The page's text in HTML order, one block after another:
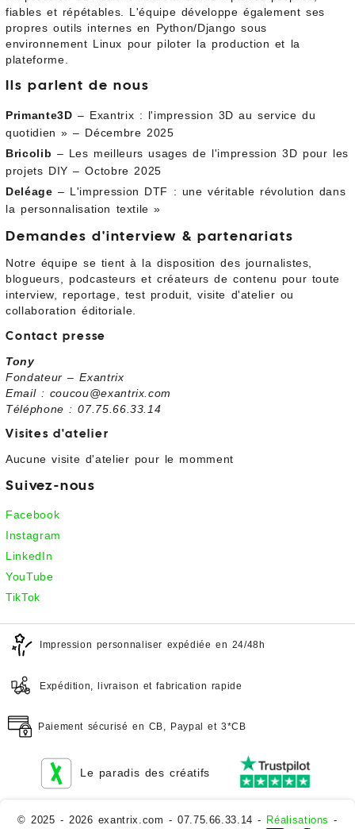
fiables et répétables. L'équipe développe également ses
propres outils internes en Python/Django sous
environnement Linux pour piloter la production et la
plateforme.
Ils parlent de nous
Primante3D – Exantrix : l'impression 3D au service du
quotidien » – Décembre 2025
Bricolib – Les meilleurs usages de l'impression 3D pour les
projets DIY – Octobre 2025
Deléage – L'impression DTF : une véritable révolution dans
la personnalisation textile »
Demandes d'interview & partenariats
Notre équipe se tient à la disposition des journalistes,
blogueurs, podcasteurs et créateurs de contenu pour toute
interview, reportage, test produit, visite d'atelier ou
collaboration éditoriale.
Contact presse
Tony
Fondateur – Exantrix
Email : coucou@exantrix.com
Téléphone : 07.75.66.33.14
Visites d'atelier
Aucune visite d'atelier pour le momment
Suivez-nous
Facebook
Instagram
LinkedIn
YouTube
TikTok
Impression personnaliser expédiée en 24/48h
Expédition, livraison et fabrication rapide
Paiement sécurisé en CB, Paypal et 3*CB
Le paradis des créatifs
© 2025 - 2026 exantrix.com - 07.75.66.33.14 - Réalisations -